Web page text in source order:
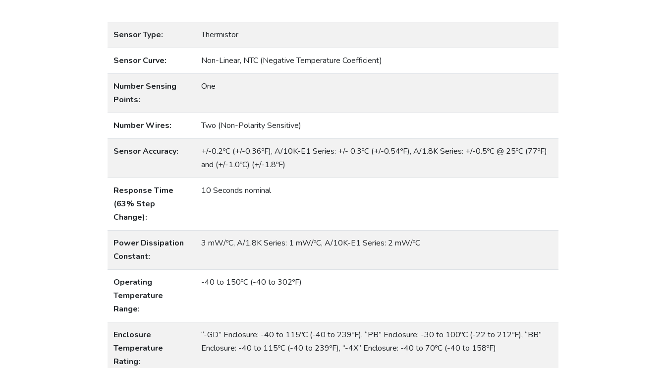
Sensor Type: Thermistor
Sensor Curve: Non-Linear, NTC (Negative Temperature Coefficient)
Number Sensing
Points:
One
Number Wires: Two (Non-Polarity Sensitive)
Sensor Accuracy:
+/-0.2ºC (+/-0.36ºF), A/10K-E1 Series: +/- 0.3ºC (+/-0.54ºF), A/1.8K Series: +/-0.5ºC @ 25ºC (77ºF)
and (+/-1.0ºC) (+/-1.8ºF)
Response Time
(63% Step
Change):
10 Seconds nominal
Power Dissipation
Constant:
3 mW/ºC, A/1.8K Series: 1 mW/ºC, A/10K-E1 Series: 2 mW/ºC
Operating
Temperature
Range:
-40 to 150ºC (-40 to 302ºF)
Enclosure
Temperature
Rating:
“-GD” Enclosure: -40 to 115ºC (-40 to 239ºF), “PB” Enclosure: -30 to 100ºC (-22 to 212ºF), “BB”
Enclosure: -40 to 115ºC (-40 to 239ºF), “-4X” Enclosure: -40 to 70ºC (-40 to 158ºF)